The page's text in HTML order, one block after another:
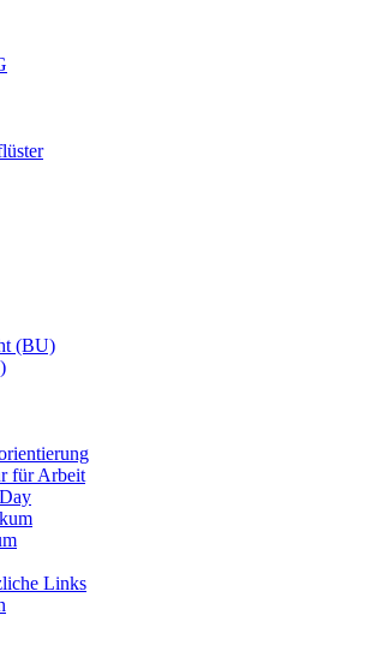
(BU)
für Arbeit
Links